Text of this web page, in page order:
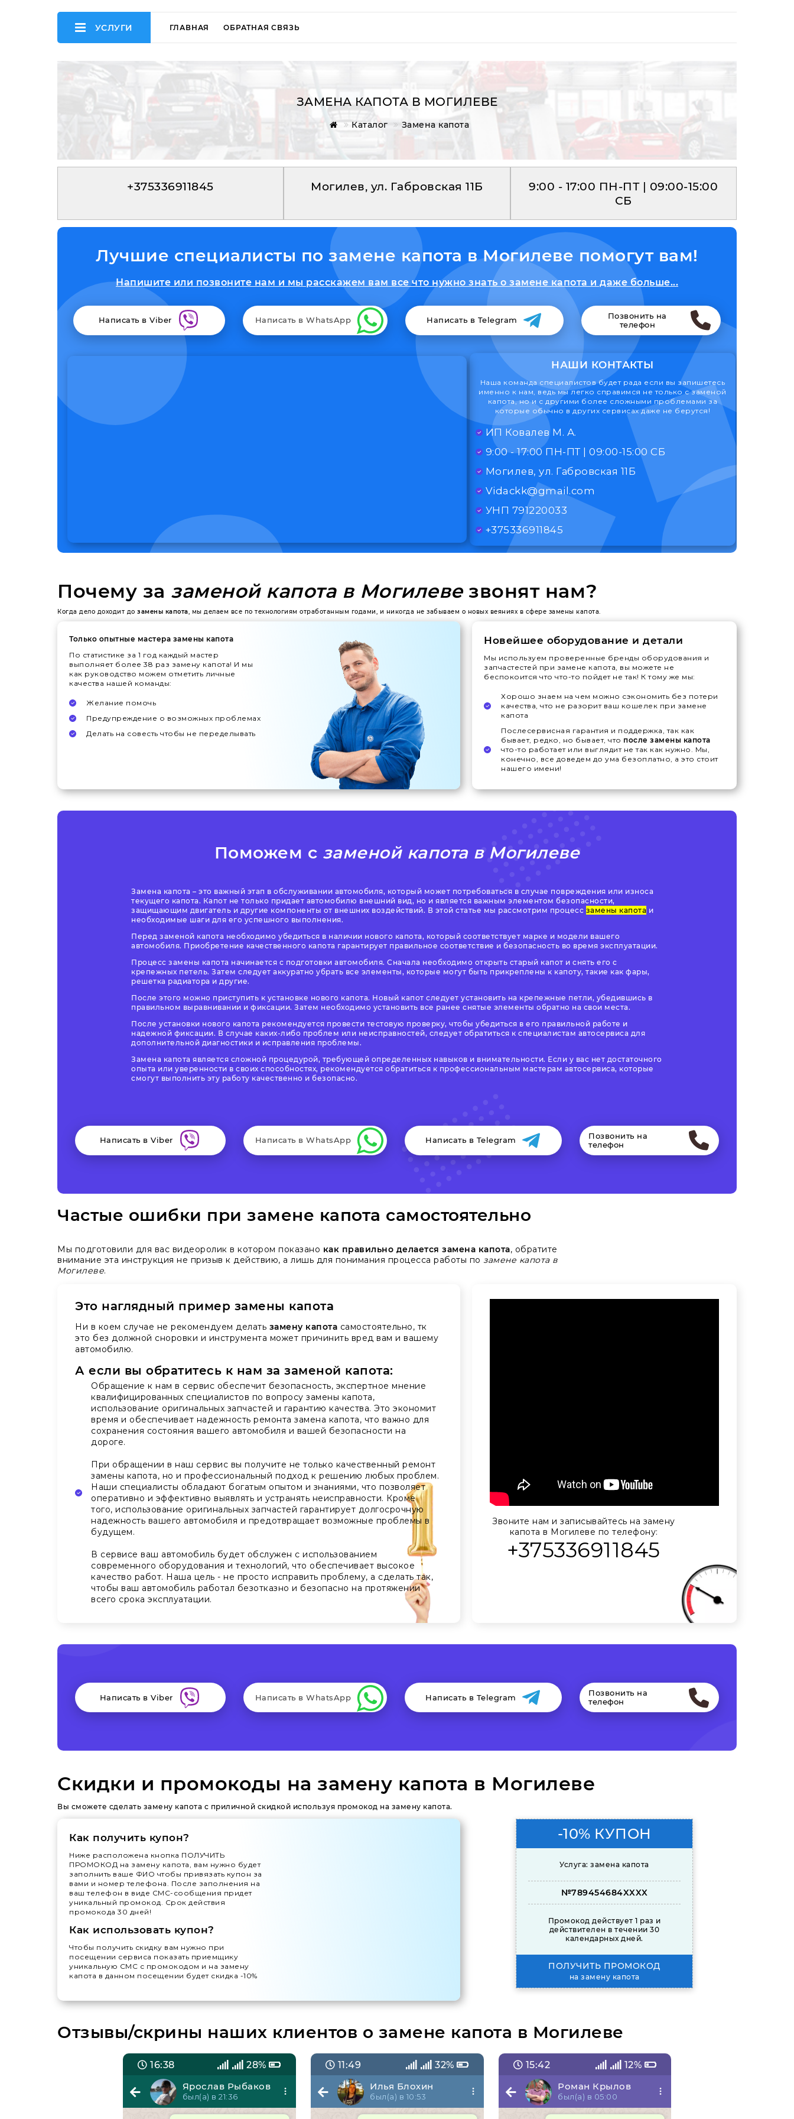
УСЛУГИ ГЛАВНАЯ ОБРАТНАЯ СВЯЗЬ
ЗАМЕНА КАПОТА В МОГИЛЕВЕ
Каталог Замена капота
+375336911845 Могилев, ул. Габровская 11Б
9:00 - 17:00 ПН-ПТ | 09:00-15:00
СБ
Лучшие специалисты по замене капота в Могилеве помогут вам!
Напишите или позвоните нам и мы расскажем вам все что нужно знать о замене капота и даже больше...
Написать в Viber Написать в WhatsApp Написать в Telegram
Позвонить на
телефон
НАШИ КОНТАКТЫ
Наша команда специалистов будет рада если вы запишетесь
именно к нам, ведь мы легко справимся не только с заменой
капота, но и с другими более сложными проблемами за
которые обычно в других сервисах даже не берутся!
ИП Ковалев М. А.
9:00 - 17:00 ПН-ПТ | 09:00-15:00 СБ
Могилев, ул. Габровская 11Б
Vidackk@gmail.com
УНП 791220033
+375336911845
Почему за заменой капота в Могилевезвонят нам?
Когда дело доходит до замены капота, мы делаем все по технологиям отработанным годами, и никогда не забываем о новых веяниях в сфере замены капота.
Только опытные мастера замены капота
По статистике за 1 год каждый мастер
выполняет более 38 раз замену капота! И мы
как руководство можем отметить личные
качества нашей команды:
Желание помочь
Предупреждение о возможных проблемах
Делать на совесть чтобы не переделывать
Новейшее оборудование и детали
Мы используем проверенные бренды оборудования и
запчастестей при замене капота, вы можете не
беспокоится что что-то пойдет не так! К тому же мы:
Хорошо знаем на чем можно сэкономить без потери
качества, что не разорит ваш кошелек при замене
капота
Послесервисная гарантия и поддержка, так как
бывает, редко, но бывает, что после замены капота
что-то работает или выглядит не так как нужно. Мы,
конечно, все доведем до ума безоплатно, а это стоит
нашего имени!
Поможем с заменой капота в Могилеве
Замена капота – это важный этап в обслуживании автомобиля, который может потребоваться в случае повреждения или износа
текущего капота. Капот не только придает автомобилю внешний вид, но и является важным элементом безопасности,
защищающим двигатель и другие компоненты от внешних воздействий. В этой статье мы рассмотрим процесс замены капота и
необходимые шаги для его успешного выполнения.
Перед заменой капота необходимо убедиться в наличии нового капота, который соответствует марке и модели вашего
автомобиля. Приобретение качественного капота гарантирует правильное соответствие и безопасность во время эксплуатации.
Процесс замены капота начинается с подготовки автомобиля. Сначала необходимо открыть старый капот и снять его с
крепежных петель. Затем следует аккуратно убрать все элементы, которые могут быть прикреплены к капоту, такие как фары,
решетка радиатора и другие.
После этого можно приступить к установке нового капота. Новый капот следует установить на крепежные петли, убедившись в
правильном выравнивании и фиксации. Затем необходимо установить все ранее снятые элементы обратно на свои места.
После установки нового капота рекомендуется провести тестовую проверку, чтобы убедиться в его правильной работе и
надежной фиксации. В случае каких-либо проблем или неисправностей, следует обратиться к специалистам автосервиса для
дополнительной диагностики и исправления проблемы.
Замена капота является сложной процедурой, требующей определенных навыков и внимательности. Если у вас нет достаточного
опыта или уверенности в своих способностях, рекомендуется обратиться к профессиональным мастерам автосервиса, которые
смогут выполнить эту работу качественно и безопасно.
Написать в Viber Написать в WhatsApp Написать в Telegram
Позвонить на
телефон
Частые ошибки при замене капота самостоятельно
Мы подготовили для вас видеоролик в котором показано как правильно делается замена капота, обратите
внимание эта инструкция не призыв к действию, а лишь для понимания процесса работы по замене капота в
Могилеве.
Это наглядный пример замены капота
Ни в коем случае не рекомендуем делать замену капота самостоятельно, тк
это без должной сноровки и инструмента может причинить вред вам и вашему
автомобилю.
А если вы обратитесь к нам за заменой капота:
Обращение к нам в сервис обеспечит безопасность, экспертное мнение
квалифицированных специалистов по вопросу замены капота,
использование оригинальных запчастей и гарантию качества. Это экономит
время и обеспечивает надежность ремонта замена капота, что важно для
сохранения состояния вашего автомобиля и вашей безопасности на
дороге.
При обращении в наш сервис вы получите не только качественный ремонт
замены капота, но и профессиональный подход к решению любых проблем.
Наши специалисты обладают богатым опытом и знаниями, что позволяет
оперативно и эффективно выявлять и устранять неисправности. Кроме
того, использование оригинальных запчастей гарантирует долгосрочную
надежность вашего автомобиля и предотвращает возможные проблемы в
будущем.
В сервисе ваш автомобиль будет обслужен с использованием
современного оборудования и технологий, что обеспечивает высокое
качество работ. Наша цель - не просто исправить проблему, а сделать так,
чтобы ваш автомобиль работал безотказно и безопасно на протяжении
всего срока эксплуатации.
Звоните нам и записывайтесь на замену
капота в Могилеве по телефону:
+375336911845
Написать в Viber Написать в WhatsApp Написать в Telegram
Позвонить на
телефон
Скидки и промокоды на замену капота в Могилеве
Вы сможете сделать замену капота с приличной скидкой используя промокод на замену капота.
Как получить купон?
Ниже расположена кнопка ПОЛУЧИТЬ
ПРОМОКОД на замену капота, вам нужно будет
заполнить ваше ФИО чтобы привязать купон за
вами и номер телефона. После заполнения на
ваш телефон в виде СМС-сообщения придет
уникальный промокод. Срок действия
промокода 30 дней!
Как использовать купон?
Чтобы получить скидку вам нужно при
посещении сервиса показать приемщику
уникальную СМС с промокодом и на замену
капота в данном посещении будет скидка -10%
-10% КУПОН
Услуга: замена капота
№789454684XXXX
Промокод действует 1 раз и
действителен в течении 30
календарных дней.
ПОЛУЧИТЬ ПРОМОКОД
на замену капота
Отзывы/скрины наших клиентов о замене капота в Могилеве
16:38
28%
Ярослав Рыбаков
был(а) в 21:36
11:49
32%
Илья Блохин
был(а) в 10:53
15:42
12%
Роман Крылов
был(а) в 05:00